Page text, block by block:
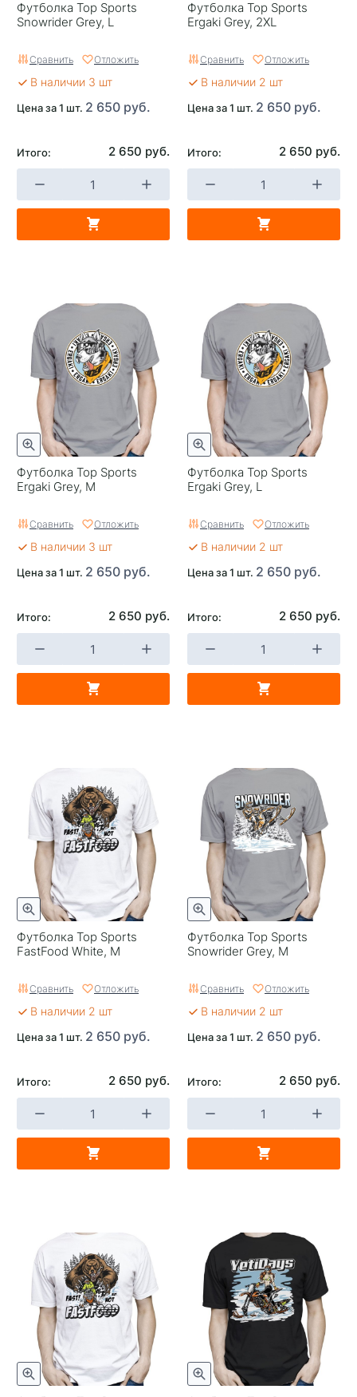
Футболка Top Sports
Snowrider Grey, L
Сравнить Отложить
В наличии 3 шт
Цена за 1 шт. 2 650 руб.
Итого: 2 650 руб.
Футболка Top Sports
Ergaki Grey, 2XL
Сравнить Отложить
В наличии 2 шт
Цена за 1 шт. 2 650 руб.
Итого: 2 650 руб.
Футболка Top Sports
Ergaki Grey, M
Сравнить Отложить
В наличии 3 шт
Цена за 1 шт. 2 650 руб.
Итого: 2 650 руб.
Футболка Top Sports
Ergaki Grey, L
Сравнить Отложить
В наличии 2 шт
Цена за 1 шт. 2 650 руб.
Итого: 2 650 руб.
Футболка Top Sports
FastFood White, M
Сравнить Отложить
В наличии 2 шт
Цена за 1 шт. 2 650 руб.
Итого: 2 650 руб.
Футболка Top Sports
Snowrider Grey, M
Сравнить Отложить
В наличии 2 шт
Цена за 1 шт. 2 650 руб.
Итого: 2 650 руб.